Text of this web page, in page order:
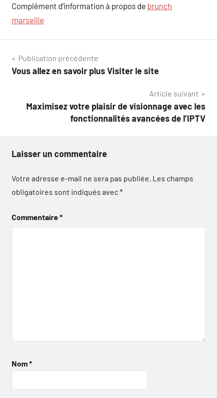
Complément d’information à propos de brunch
marseille
Navigation
de
Publication précédente
Vous allez en savoir plus Visiter le site
Article suivant
Maximisez votre plaisir de visionnage avec les
fonctionnalités avancées de l’IPTV
Laisser un commentaire
Votre adresse e-mail ne sera pas publiée. Les champs
obligatoires sont indiqués avec*
Commentaire*
Nom*